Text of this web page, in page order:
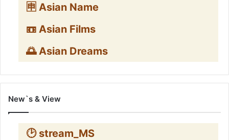
🈸 Asian Name
📼 Asian Films
🌅 Asian Dreams
New`s & View
🕑 stream_MS